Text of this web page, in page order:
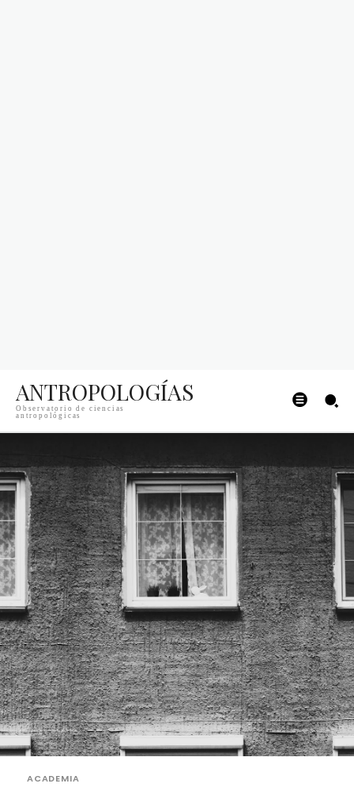
ANTROPOLOGÍAS
Observatorio de ciencias
antropológicas
ACADEMIA